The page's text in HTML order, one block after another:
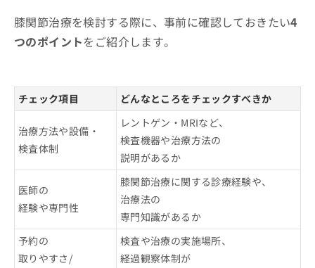
膝関節治療を検討する際に、事前に確認しておきたい4
つのポイントをご紹介します。
チェック項目 どんなところをチェックすべきか
治療方法や設備・
検査体制
レントゲン・MRIなど、
検査機器や治療方法の
説明があるか
医師の
経験や専門性
膝関節治療に関する診療経験や、
治療法の
専門知識があるか
予約の
取りやすさ/
検査や治療の実施場所、
経過観察体制が